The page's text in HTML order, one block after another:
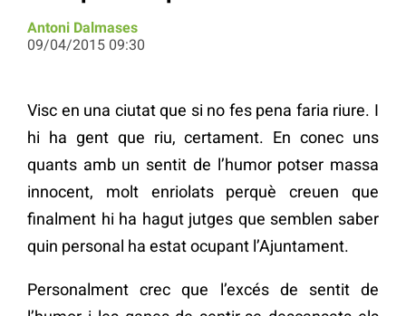
Antoni Dalmases
09/04/2015 09:30
Visc en una ciutat que si no fes pena faria riure. I
hi ha gent que riu, certament. En conec uns
quants amb un sentit de l’humor potser massa
innocent, molt enriolats perquè creuen que
finalment hi ha hagut jutges que semblen saber
quin personal ha estat ocupant l’Ajuntament.
Personalment crec que l’excés de sentit de